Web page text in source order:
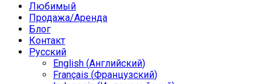
Любимый
Продажа/Аренда
Блог
Контакт
Русский
English (Английский)
Français (Французский)